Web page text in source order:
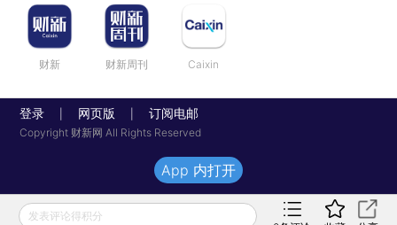
财新 财新周刊 Caixin
登录 网页版 订阅电邮
Copyright 财新网 All Rights Reserved
发表评论得积分
App 内打开